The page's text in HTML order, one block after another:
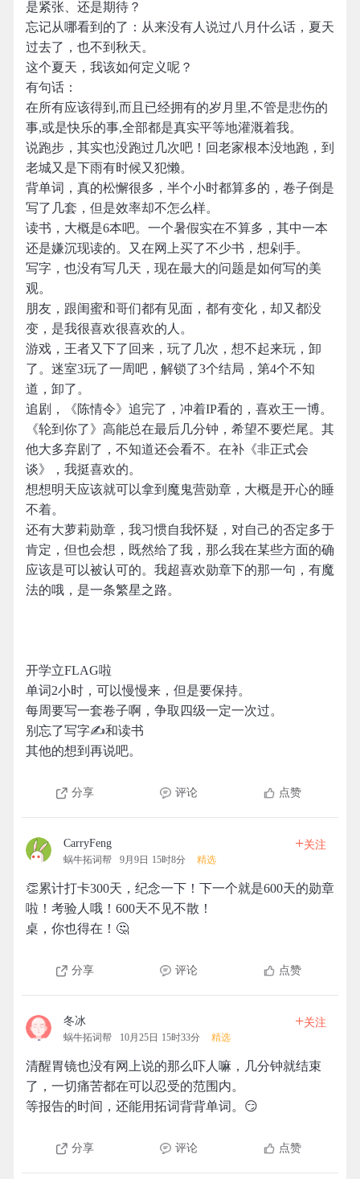
是紧张、还是期待？
忘记从哪看到的了：从来没有人说过八月什么话，夏天
过去了，也不到秋天。
这个夏天，我该如何定义呢？
有句话：
在所有应该得到,而且已经拥有的岁月里,不管是悲伤的
事,或是快乐的事,全部都是真实平等地灌溉着我。
说跑步，其实也没跑过几次吧！回老家根本没地跑，到
老城又是下雨有时候又犯懒。
背单词，真的松懈很多，半个小时都算多的，卷子倒是
写了几套，但是效率却不怎么样。
读书，大概是6本吧。一个暑假实在不算多，其中一本
还是嫌沉现读的。又在网上买了不少书，想剁手。
写字，也没有写几天，现在最大的问题是如何写的美
观。
朋友，跟闺蜜和哥们都有见面，都有变化，却又都没
变，是我很喜欢很喜欢的人。
游戏，王者又下了回来，玩了几次，想不起来玩，卸
了。迷室3玩了一周吧，解锁了3个结局，第4个不知
道，卸了。
追剧，《陈情令》追完了，冲着IP看的，喜欢王一博。
《轮到你了》高能总在最后几分钟，希望不要烂尾。其
他大多弃剧了，不知道还会看不。在补《非正式会
谈》，我挺喜欢的。
想想明天应该就可以拿到魔鬼营勋章，大概是开心的睡
不着。
还有大萝莉勋章，我习惯自我怀疑，对自己的否定多于
肯定，但也会想，既然给了我，那么我在某些方面的确
应该是可以被认可的。我超喜欢勋章下的那一句，有魔
法的哦，是一条繁星之路。
开学立FLAG啦
单词2小时，可以慢慢来，但是要保持。
每周要写一套卷子啊，争取四级一定一次过。
别忘了写字✍和读书
其他的想到再说吧。
分享 评论 点赞
CarryFeng
蜗牛拓词帮 9月9日 15时8分 精选
+关注
👏累计打卡300天，纪念一下！下一个就是600天的勋章
啦！考验人哦！600天不见不散！
桌，你也得在！🤔
分享 评论 点赞
冬冰
蜗牛拓词帮 10月25日 15时33分 精选
+关注
清醒胃镜也没有网上说的那么吓人嘛，几分钟就结束
了，一切痛苦都在可以忍受的范围内。
等报告的时间，还能用拓词背背单词。😏
分享 评论 点赞